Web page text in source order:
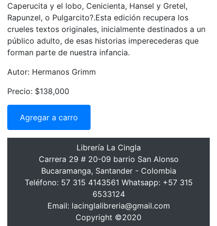
Caperucita y el lobo, Cenicienta, Hansel y Gretel,
Rapunzel, o Pulgarcito?.Esta edición recupera los
crueles textos originales, inicialmente destinados a un
público adulto, de esas historias imperecederas que
forman parte de nuestra infancia.
Autor: Hermanos Grimm
Precio: $138,000
Agregar a carro
Librería La Cingla
Carrera 29 # 20-09 barrio San Alonso
Bucaramanga, Santander - Colombia
Teléfono: 57 315 4143561 Whatsapp: +57 315
6533124
Email: lacinglalibreria@gmail.com
Copyright ©2020